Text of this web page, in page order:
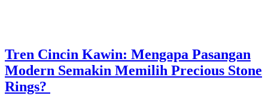
Tren Cincin Kawin: Mengapa Pasangan
Modern Semakin Memilih Precious Stone
Rings?